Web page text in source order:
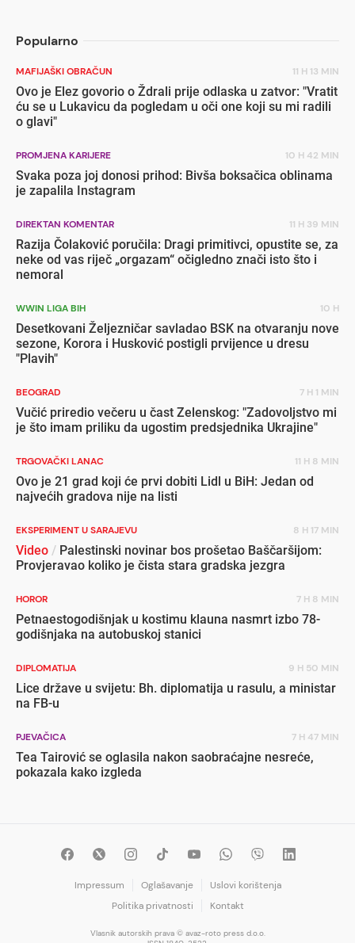
Popularno
MAFIJAŠKI OBRAČUN 11 H 13 MIN
Ovo je Elez govorio o Ždrali prije odlaska u zatvor: "Vratit
ću se u Lukavicu da pogledam u oči one koji su mi radili
o glavi"
PROMJENA KARIJERE 10 H 42 MIN
Svaka poza joj donosi prihod: Bivša boksačica oblinama
je zapalila Instagram
DIREKTAN KOMENTAR 11 H 39 MIN
Razija Čolaković poručila: Dragi primitivci, opustite se, za
neke od vas riječ „orgazam“ očigledno znači isto što i
nemoral
WWIN LIGA BIH 10 H
Desetkovani Željezničar savladao BSK na otvaranju nove
sezone, Korora i Husković postigli prvijence u dresu
"Plavih"
BEOGRAD 7 H 1 MIN
Vučić priredio večeru u čast Zelenskog: "Zadovoljstvo mi
je što imam priliku da ugostim predsjednika Ukrajine"
TRGOVAČKI LANAC 11 H 8 MIN
Ovo je 21 grad koji će prvi dobiti Lidl u BiH: Jedan od
najvećih gradova nije na listi
EKSPERIMENT U SARAJEVU 8 H 17 MIN
Video / Palestinski novinar bos prošetao Baščaršijom:
Provjeravao koliko je čista stara gradska jezgra
HOROR 7 H 8 MIN
Petnaestogodišnjak u kostimu klauna nasmrt izbo 78-
godišnjaka na autobuskoj stanici
DIPLOMATIJA 9 H 50 MIN
Lice države u svijetu: Bh. diplomatija u rasulu, a ministar
na FB-u
PJEVAČICA 7 H 47 MIN
Tea Tairović se oglasila nakon saobraćajne nesreće,
pokazala kako izgleda
Impressum Oglašavanje
Uslovi korištenja
Politika privatnosti
Kontakt
Vlasnik autorskih prava © avaz-roto press d.o.o.